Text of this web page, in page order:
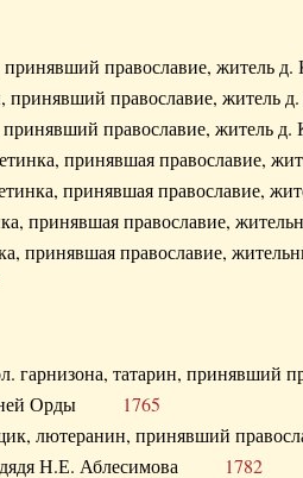
принявший православие,
принявший православие,
принявший православие,
принявшая православие,
принявшая православие,
принявшая православие,
принявшая православие,
гарнизона, татарин,
Орды 1765
лютеранин, принявший
дядя Н.Е. Аблесимова 1782